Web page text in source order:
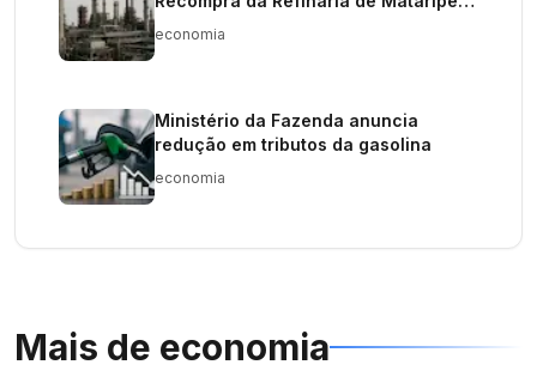
na Bahia
economia
Ministério da Fazenda anuncia
redução em tributos da gasolina
economia
Mais de economia